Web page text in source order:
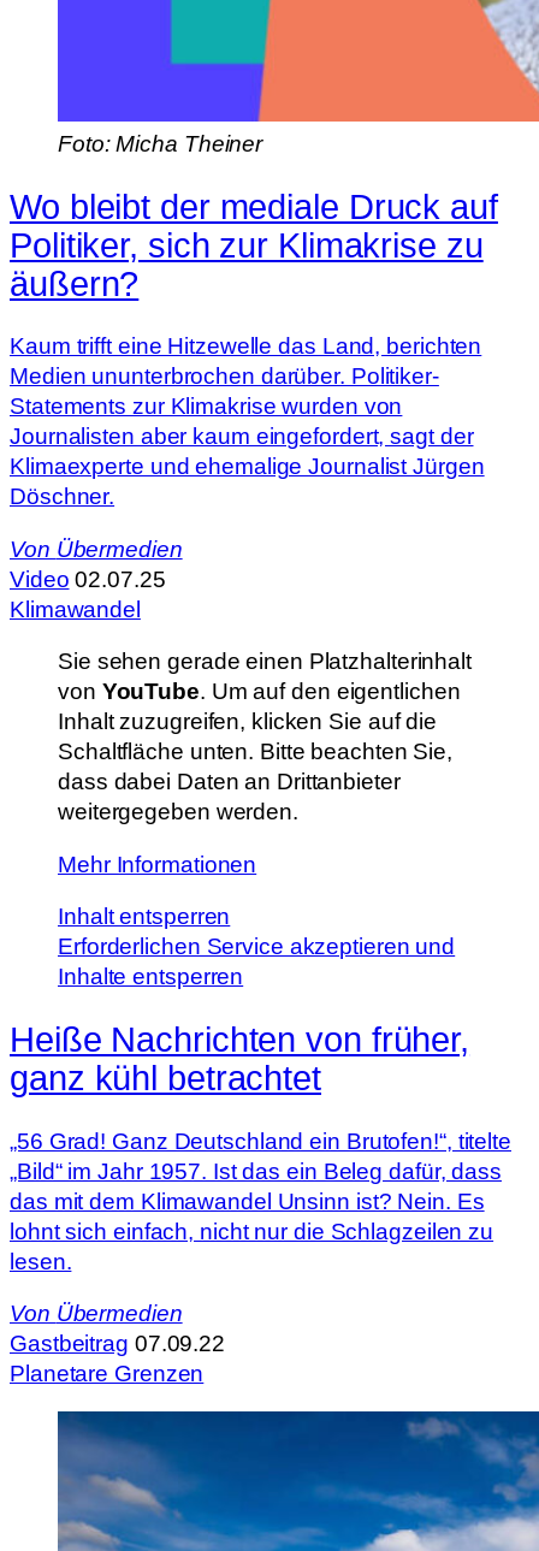
Foto: Micha Theiner
Wo bleibt der mediale Druck auf
Politiker, sich zur Klimakrise zu
äußern?
Kaum trifft eine Hitzewelle das Land, berichten
Medien ununterbrochen darüber. Politiker-
Statements zur Klimakrise wurden von
Journalisten aber kaum eingefordert, sagt der
Klimaexperte und ehemalige Journalist Jürgen
Döschner.
Von Übermedien
Video 02.07.25
Klimawandel
Sie sehen gerade einen Platzhalterinhalt
von YouTube. Um auf den eigentlichen
Inhalt zuzugreifen, klicken Sie auf die
Schaltfläche unten. Bitte beachten Sie,
dass dabei Daten an Drittanbieter
weitergegeben werden.
Mehr Informationen
Inhalt entsperren
Erforderlichen Service akzeptieren und
Inhalte entsperren
Heiße Nachrichten von früher,
ganz kühl betrachtet
„56 Grad! Ganz Deutschland ein Brutofen!“, titelte
„Bild“ im Jahr 1957. Ist das ein Beleg dafür, dass
das mit dem Klimawandel Unsinn ist? Nein. Es
lohnt sich einfach, nicht nur die Schlagzeilen zu
lesen.
Von Übermedien
Gastbeitrag 07.09.22
Planetare Grenzen